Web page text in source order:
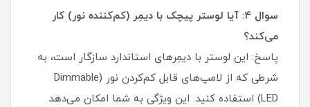
سوال ۴: آیا لوستر پیچک با دیمِر (کم‌کننده نور) کار
می‌کند؟
پاسخ: این لوستر با دیمِرهای استاندارد سازگار است، به
شرطی که از لامپ‌های قابل کم‌کردن نور (Dimmable
LED) استفاده کنید. این ویژگی به شما امکان می‌دهد